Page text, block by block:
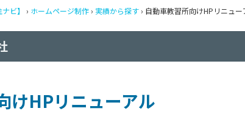
ビ】 › ホームページ制作 › 実績から探す › 自動車教習所向けHPリニュー
けHPリニューアル